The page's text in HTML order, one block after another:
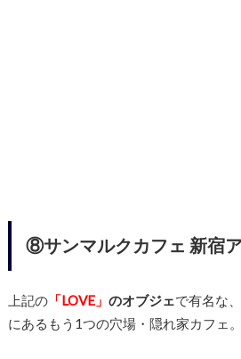
⑧サンマルクカフェ 新宿
上記の「LOVE」 のオブジェで有名な
にあるもう1つの穴場・隠れ家カフェ。